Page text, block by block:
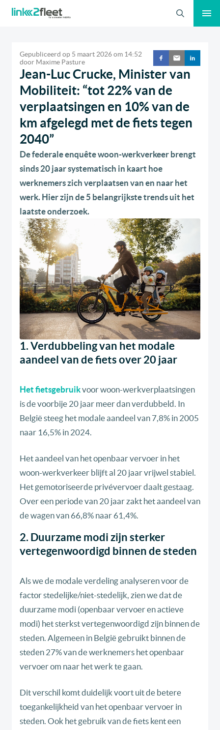
Zoeken
Gepubliceerd op 5 maart 2026om 14:52
door Maxime Pasture
Jean-Luc Crucke, Minister van
Mobiliteit: “tot 22% van de
verplaatsingen en 10% van de
km afgelegd met de fiets tegen
2040”
De federale enquête woon-werkverkeer brengt
sinds 20 jaar systematisch in kaart hoe
werknemers zich verplaatsen van en naar het
werk. Hier zijn de 5 belangrijkste trends uit het
laatste onderzoek.
1. Verdubbeling van het modale
aandeel van de fiets over 20 jaar
Het fietsgebruikvoor woon-werkverplaatsingen
is de voorbije 20 jaar meer dan verdubbeld. In
België steeg het modale aandeel van 7,8% in 2005
naar 16,5% in 2024.
Het aandeel van het openbaar vervoer in het
woon-werkverkeer blijft al 20 jaar vrijwel stabiel.
Het gemotoriseerde privévervoer daalt gestaag.
Over een periode van 20 jaar zakt het aandeel van
de wagen van 66,8% naar 61,4%.
2. Duurzame modi zijn sterker
vertegenwoordigd binnen de steden
Als we de modale verdeling analyseren voor de
factor stedelijke/niet-stedelijk, zien we dat de
duurzame modi (openbaar vervoer en actieve
modi) het sterkst vertegenwoordigd zijn binnen de
steden. Algemeen in België gebruikt binnen de
steden 27% van de werknemers het openbaar
vervoer om naar het werk te gaan.
Dit verschil komt duidelijk voort uit de betere
toegankelijkheid van het openbaar vervoer in
steden. Ook het gebruik van de fiets kent een